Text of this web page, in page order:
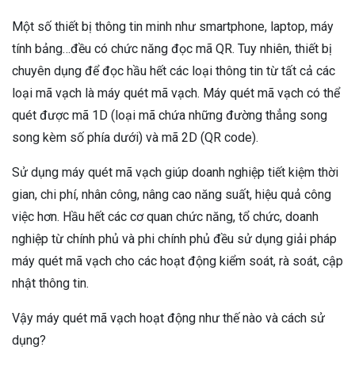
Một số thiết bị thông tin minh như smartphone, laptop, máy
tính bảng…đều có chức năng đọc mã QR. Tuy nhiên, thiết bị
chuyên dụng để đọc hầu hết các loại thông tin từ tất cả các
loại mã vạch là máy quét mã vạch. Máy quét mã vạch có thể
quét được mã 1D (loại mã chứa những đường thẳng song
song kèm số phía dưới) và mã 2D (QR code).
Sử dụng máy quét mã vạch giúp doanh nghiệp tiết kiệm thời
gian, chi phí, nhân công, nâng cao năng suất, hiệu quả công
việc hơn. Hầu hết các cơ quan chức năng, tổ chức, doanh
nghiệp từ chính phủ và phi chính phủ đều sử dụng giải pháp
máy quét mã vạch cho các hoạt động kiểm soát, rà soát, cập
nhật thông tin.
Vậy máy quét mã vạch hoạt động như thế nào và cách sử
dụng?